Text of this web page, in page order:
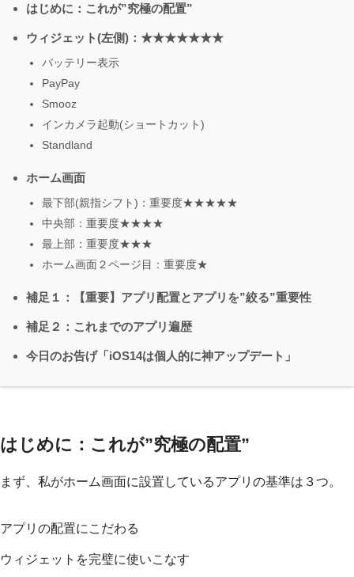
はじめに：これが”究極の配置”
ウィジェット(左側)：★★★★★★★
バッテリー表示
PayPay
Smooz
インカメラ起動(ショートカット)
Standland
ホーム画面
最下部(親指シフト)：重要度★★★★★
中央部：重要度★★★★
最上部：重要度★★★
ホーム画面２ページ目：重要度★
補足１：【重要】アプリ配置とアプリを”絞る”重要性
補足２：これまでのアプリ遍歴
今日のお告げ「iOS14は個人的に神アップデート」
はじめに：これが”究極の配置”
まず、私がホーム画面に設置しているアプリの基準は３つ。
アプリの配置にこだわる
ウィジェットを完璧に使いこなす